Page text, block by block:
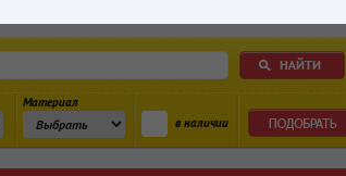
Материал
в наличии